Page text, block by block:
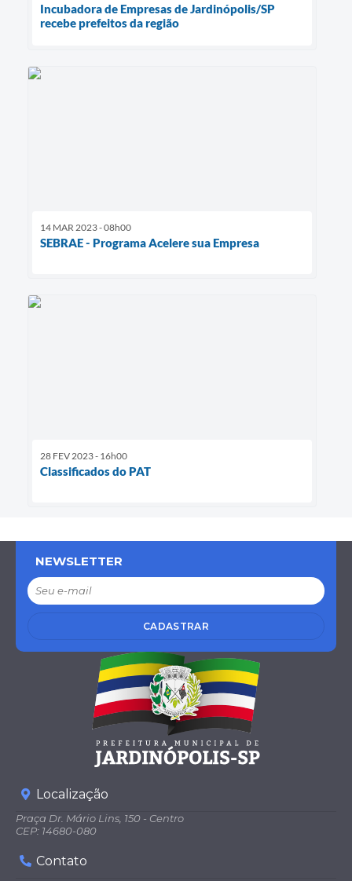
Incubadora de Empresas de Jardinópolis/SP
recebe prefeitos da região
14 MAR 2023 - 08h00
SEBRAE - Programa Acelere sua Empresa
28 FEV 2023 - 16h00
Classificados do PAT
NEWSLETTER
CADASTRAR
Localização
Praça Dr. Mário Lins, 150 - Centro
CEP: 14680-080
Contato